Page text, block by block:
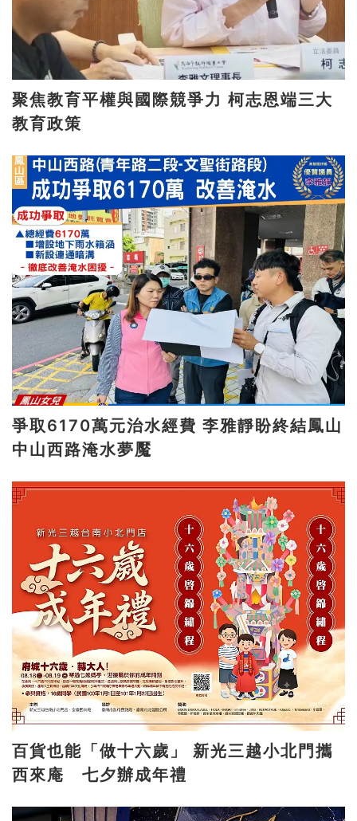
聚焦教育平權與國際競爭力 柯志恩端三大
教育政策
爭取6170萬元治水經費 李雅靜盼終結鳳山
中山西路淹水夢魘
百貨也能「做十六歲」 新光三越小北門攜
西來庵 七夕辦成年禮